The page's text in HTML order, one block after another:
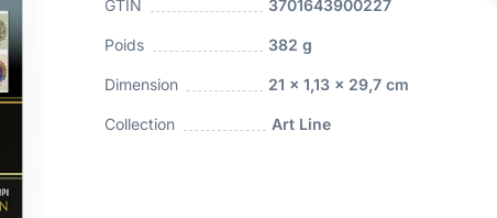
GTIN 3701643900227
Poids 382 g
Dimension 21 x 1,13 x 29,7 cm
Collection Art Line